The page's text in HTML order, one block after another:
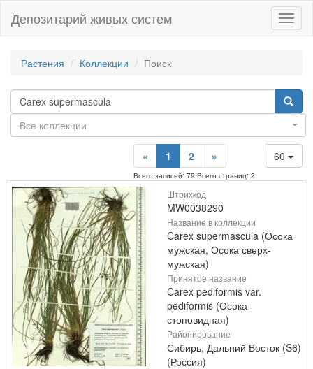
Депозитарий живых систем
Растения Коллекции Поиск
Все коллекции
60
« 1 2 »
Всего записей: 79 Всего страниц: 2
Штрихкод
MW0038290
Название в коллекции
Carex supermascula (Осока
мужская, Осока сверх-
мужская)
Принятое название
Carex pediformis var.
pediformis (Осока
стоповидная)
Районирование
Сибирь, Дальний Восток (S6)
(Россия)